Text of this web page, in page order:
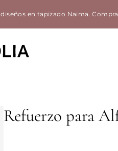
en tapizado Naima.
Refuerzo para